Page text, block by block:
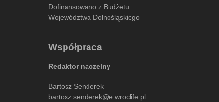
Dofinansowano z Budżetu
Województwa Dolnośląskiego
Współpraca
Redaktor naczelny
Bartosz Senderek
bartosz.senderek@e.wroclife.pl